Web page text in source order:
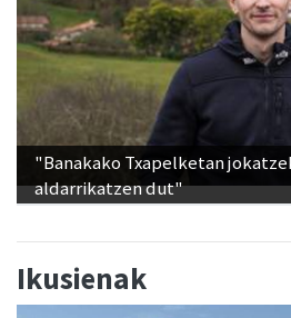
"Banakako Txapelketan
aldarrikatzen dut"
Ikusienak